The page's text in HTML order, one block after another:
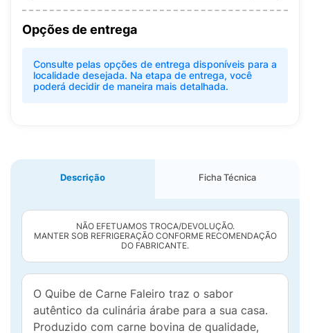
Opções de entrega
Consulte pelas opções de entrega disponíveis para a
localidade desejada. Na etapa de entrega, você
poderá decidir de maneira mais detalhada.
Descrição Ficha Técnica
NÃO EFETUAMOS TROCA/DEVOLUÇÃO.
MANTER SOB REFRIGERAÇÃO CONFORME RECOMENDAÇÃO
DO FABRICANTE.
O Quibe de Carne Faleiro traz o sabor
autêntico da culinária árabe para a sua casa.
Produzido com carne bovina de qualidade,